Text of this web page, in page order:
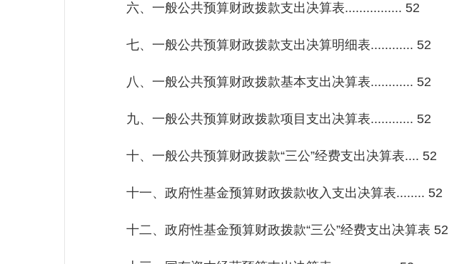
六、一般公共预算财政拨款支出决算表................ 52
七、一般公共预算财政拨款支出决算明细表............ 52
八、一般公共预算财政拨款基本支出决算表............ 52
九、一般公共预算财政拨款项目支出决算表............ 52
十、一般公共预算财政拨款“三公”经费支出决算表.... 52
十一、政府性基金预算财政拨款收入支出决算表........ 52
十二、政府性基金预算财政拨款“三公”经费支出决算表 52